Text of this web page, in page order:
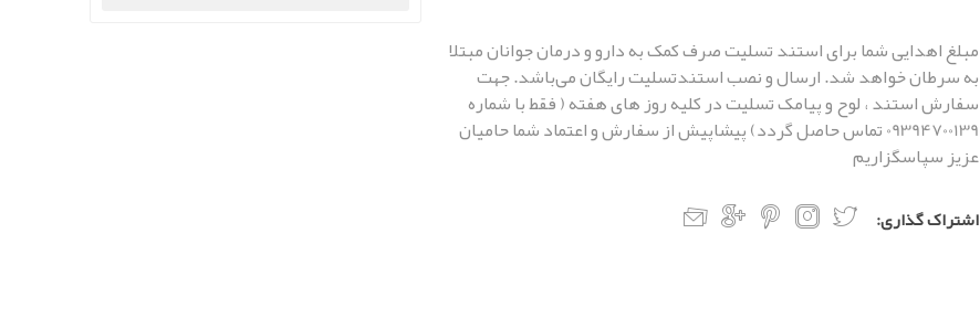
مبلغ اهدایی شما برای استند تسلیت صرف کمک به دارو و درمان جوانان مبتلا
به سرطان خواهد شد. ارسال و نصب استندتسلیت رایگان می‌باشد. جهت
سفارش استند ، لوح و پیامک تسلیت در کلیه روز های هفته ( فقط با شماره
09394700139 تماس حاصل گردد) پیشاپیش از سفارش و اعتماد شما حامیان
عزیز سپاسگزاریم
اشتراک گذاری: